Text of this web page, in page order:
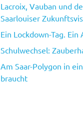
Lacroix, Vauban und
Saarlouiser
Ein Lockdown-Tag. Ein
Schulwechsel:
Am Saar-Polygon in
braucht